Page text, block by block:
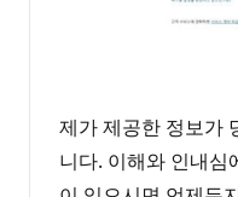
제가 제공한 정보가
니다. 이해와 인내심